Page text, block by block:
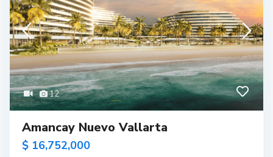
12
Amancay Nuevo Vallarta
$ 16,752,000